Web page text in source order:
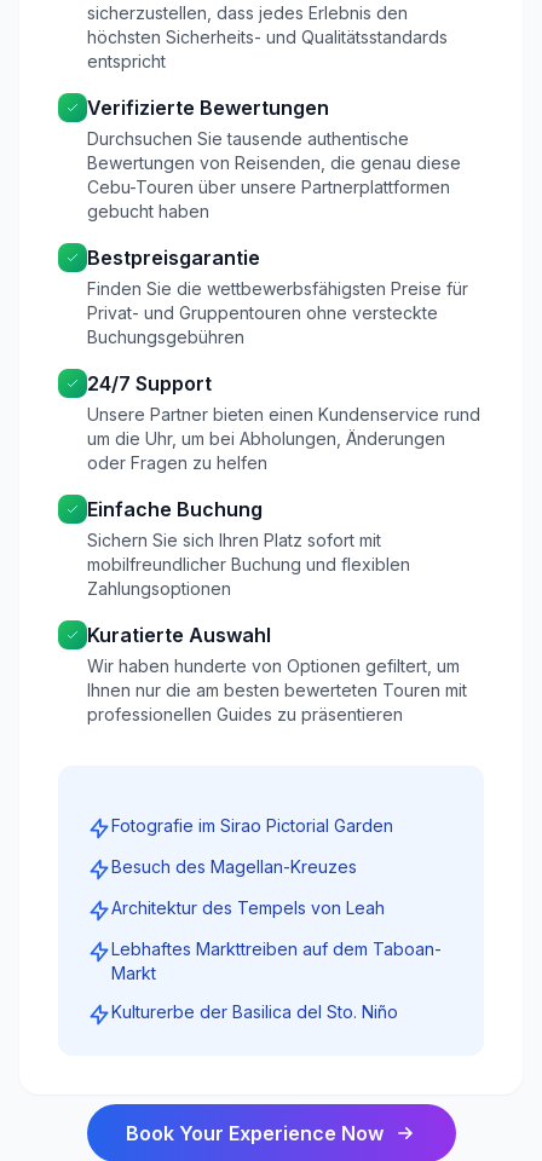
sicherzustellen, dass jedes Erlebnis den
höchsten Sicherheits- und Qualitätsstandards
entspricht
Verifizierte Bewertungen
Durchsuchen Sie tausende authentische
Bewertungen von Reisenden, die genau diese
Cebu-Touren über unsere Partnerplattformen
gebucht haben
Bestpreisgarantie
Finden Sie die wettbewerbsfähigsten Preise für
Privat- und Gruppentouren ohne versteckte
Buchungsgebühren
24/7 Support
Unsere Partner bieten einen Kundenservice rund
um die Uhr, um bei Abholungen, Änderungen
oder Fragen zu helfen
Einfache Buchung
Sichern Sie sich Ihren Platz sofort mit
mobilfreundlicher Buchung und flexiblen
Zahlungsoptionen
Kuratierte Auswahl
Wir haben hunderte von Optionen gefiltert, um
Ihnen nur die am besten bewerteten Touren mit
professionellen Guides zu präsentieren
Fotografie im Sirao Pictorial Garden
Besuch des Magellan-Kreuzes
Architektur des Tempels von Leah
Lebhaftes Markttreiben auf dem Taboan-
Markt
Kulturerbe der Basilica del Sto. Niño
Book Your Experience Now